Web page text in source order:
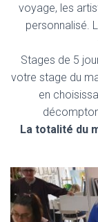
voyage, les
personnalisé.
Stages de 5
votre stage du
en
La totalité du